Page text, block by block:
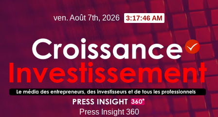
ven. Août 7th, 2026 3:17:47 AM
Press Insight 360